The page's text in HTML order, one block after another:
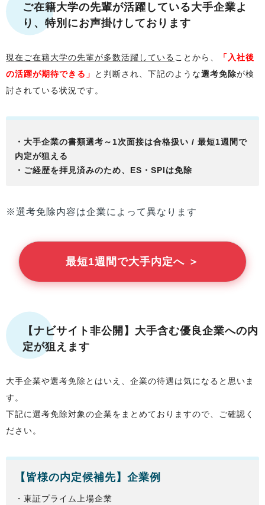
ご在籍大学の先輩が活躍している大手企業よ
り、特別にお声掛けしております
現在ご在籍大学の先輩が多数活躍している ことから、
「入社後
の活躍が期待できる」
と判断され、下記のような選考免除が検
討されている状況です。
・大手企業の書類選考～1次面接は合格扱い / 最短1週間で
内定が狙える
・ご経歴を拝見済みのため、ES・SPIは免除
※選考免除内容は企業によって異なります
最短1週間で大手内定へ ＞
【ナビサイト非公開】大手含む優良企業への内
定が狙えます
大手企業や選考免除とはいえ、企業の待遇は気になると思いま
す。
下記に選考免除対象の企業をまとめておりますので、ご確認く
ださい。
【 皆様の内定候補先】企業例
・東証プライム上場企業